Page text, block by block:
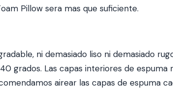
Pillow sera mas que suficiente.
ni demasiado liso ni demasiado
grados. Las capas interiores de espuma
airear las capas de espuma